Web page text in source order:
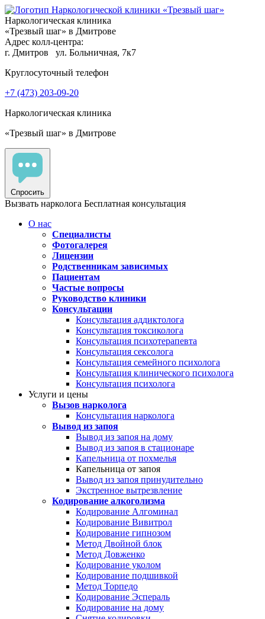
Наркологическая клиника
«Трезвый шаг» в Дмитрове
Адрес колл-центра:
г. Дмитров
ул. Больничная, 7к7
Круглосуточный телефон
+7 (473) 203-09-20
Наркологическая клиника
«Трезвый шаг» в Дмитрове
Спросить
Вызвать нарколога Бесплатная консультация
О нас
Специалисты
Фотогалерея
Лицензии
Родственникам зависимых
Пациентам
Частые вопросы
Руководство клиники
Консультации
Консультация аддиктолога
Консультация токсиколога
Консультация психотерапевта
Консультация сексолога
Консультация семейного психолога
Консультация клинического психолога
Консультация психолога
Услуги и цены
Вызов нарколога
Консультация нарколога
Вывод из запоя
Вывод из запоя на дому
Вывод из запоя в стационаре
Капельница от похмелья
Капельница от запоя
Вывод из запоя принудительно
Экстренное вытрезвление
Кодирование алкоголизма
Кодирование Алгоминал
Кодирование Вивитрол
Кодирование гипнозом
Метод Двойной блок
Метод Довженко
Кодирование уколом
Кодирование подшивкой
Метод Торпедо
Кодирование Эспераль
Кодирование на дому